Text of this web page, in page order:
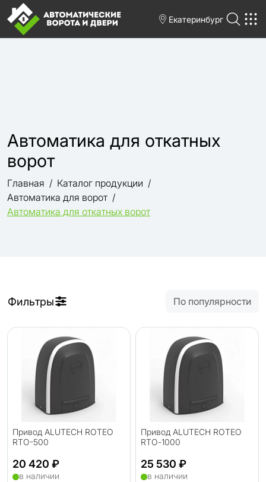
Екатеринбург
Автоматика для откатных
ворот
Главная
Каталог продукции
Автоматика для ворот
Автоматика для откатных ворот
Фильтры По популярности
Привод ALUTECH ROTEO
RTO-500
20 420 ₽
в наличии
Привод ALUTECH ROTEO
RTО-1000
25 530 ₽
в наличии